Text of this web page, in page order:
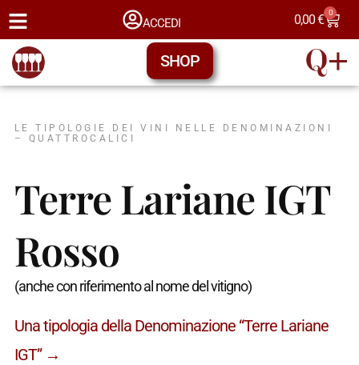
ACCEDI 0,00€ 0
SHOP
LE TIPOLOGIE DEI VINI NELLE DENOMINAZIONI
– QUATTROCALICI
Terre Lariane IGT
Rosso
(anche con riferimento al nome del vitigno)
Una tipologia della Denominazione “Terre Lariane
IGT” →